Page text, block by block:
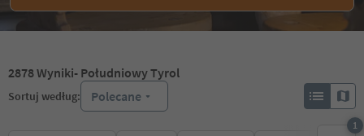
2878Wyniki- Południowy Tyrol
Sortuj według: Polecane
1